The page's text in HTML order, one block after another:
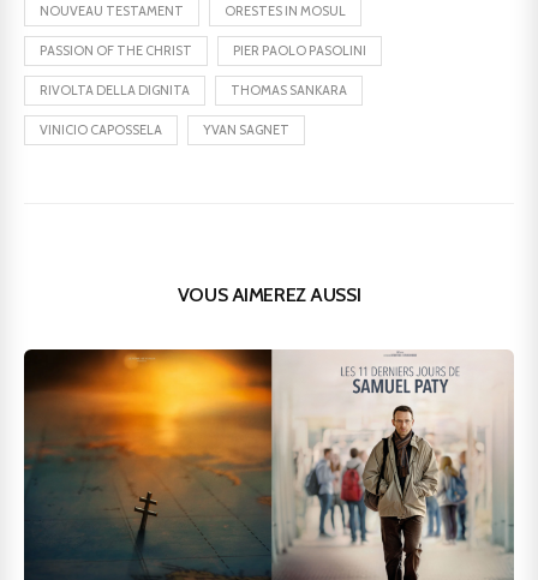
NOUVEAU TESTAMENT ORESTES IN MOSUL
PASSION OF THE CHRIST PIER PAOLO PASOLINI
RIVOLTA DELLA DIGNITA THOMAS SANKARA
VINICIO CAPOSSELA YVAN SAGNET
VOUS AIMEREZ AUSSI